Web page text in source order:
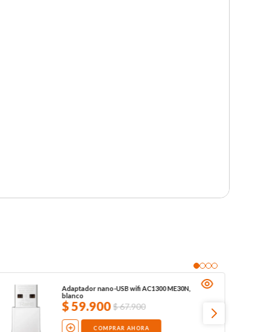
Adaptador nano-USB wifi AC1300 ME30N,
blanco
$59.900 $67.900
COMPRAR AHORA